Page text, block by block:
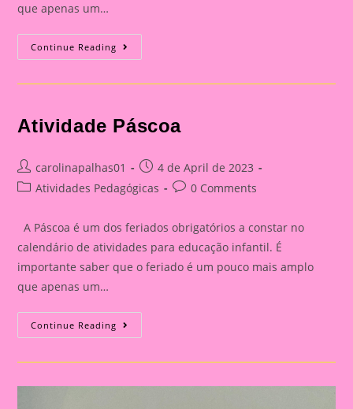
que apenas um…
Continue Reading Atividade
Páscoa
Atividade Páscoa
Post
author:
carolinapalhas01
Post
published:
4 de April de 2023
PostAtividades Pedagógicas
Post0 Comments
A Páscoa é um dos feriados obrigatórios a constar no
calendário de atividades para educação infantil. É
importante saber que o feriado é um pouco mais amplo
que apenas um…
Continue Reading Atividade
Páscoa